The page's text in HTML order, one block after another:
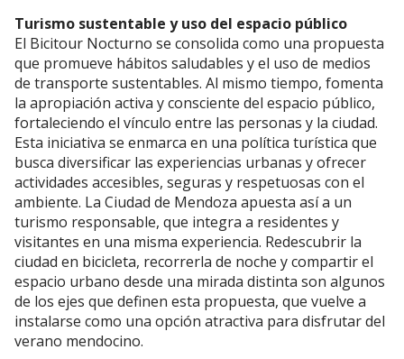
Turismo sustentable y uso del espacio público
El Bicitour Nocturno se consolida como una propuesta
que promueve hábitos saludables y el uso de medios
de transporte sustentables. Al mismo tiempo, fomenta
la apropiación activa y consciente del espacio público,
fortaleciendo el vínculo entre las personas y la ciudad.
Esta iniciativa se enmarca en una política turística que
busca diversificar las experiencias urbanas y ofrecer
actividades accesibles, seguras y respetuosas con el
ambiente. La Ciudad de Mendoza apuesta así a un
turismo responsable, que integra a residentes y
visitantes en una misma experiencia. Redescubrir la
ciudad en bicicleta, recorrerla de noche y compartir el
espacio urbano desde una mirada distinta son algunos
de los ejes que definen esta propuesta, que vuelve a
instalarse como una opción atractiva para disfrutar del
verano mendocino.